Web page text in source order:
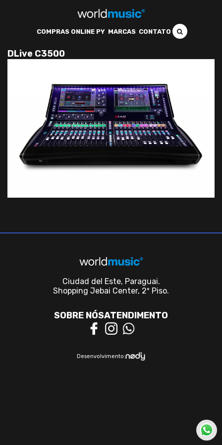
COMPRAS ONLINE PY MARCAS CONTATO
DLive C3500
Ciudad del Este, Paraguai.
Shopping Jebai Center, 2º Piso.
SOBRE NÓSATENDIMENTO
Desenvolvimento: